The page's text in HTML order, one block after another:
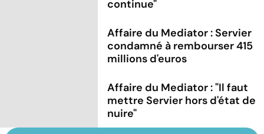
continue"
Affaire du Mediator : Servier
condamné à rembourser 415
millions d'euros
Affaire du Mediator : "Il faut
mettre Servier hors d'état de
nuire"